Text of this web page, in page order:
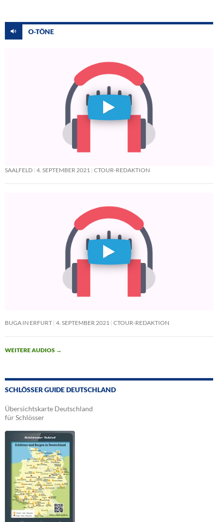
O-TÖNE
SAALFELD 4. SEPTEMBER 2021 CTOUR-REDAKTION
BUGA IN ERFURT 4. SEPTEMBER 2021 CTOUR-REDAKTION
WEITERE AUDIOS →
SCHLÖSSER GUIDE DEUTSCHLAND
Übersichtskarte Deutschland
für Schlösser